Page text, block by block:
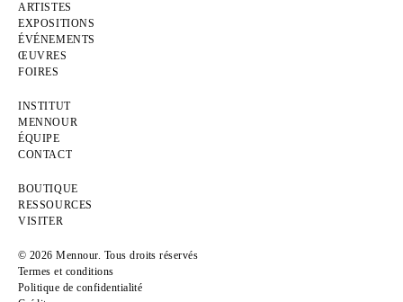
ARTISTES
EXPOSITIONS
ÉVÉNEMENTS
ŒUVRES
FOIRES
INSTITUT
MENNOUR
ÉQUIPE
CONTACT
BOUTIQUE
RESSOURCES
VISITER
© 2026 Mennour. Tous droits réservés
Termes et conditions
Politique de confidentialité